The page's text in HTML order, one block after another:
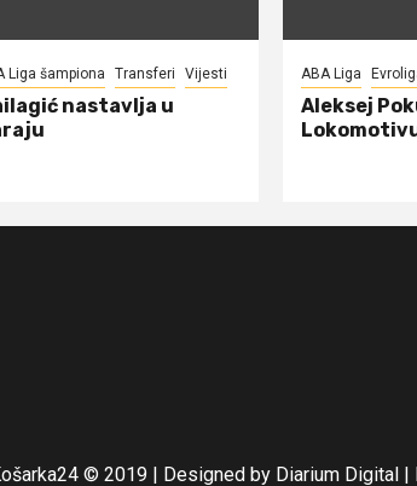
Liga šampiona Transferi Vijesti
nastavlja u
ABA Liga
Aleksej
© 2019 | Designed by Diarium Digital |